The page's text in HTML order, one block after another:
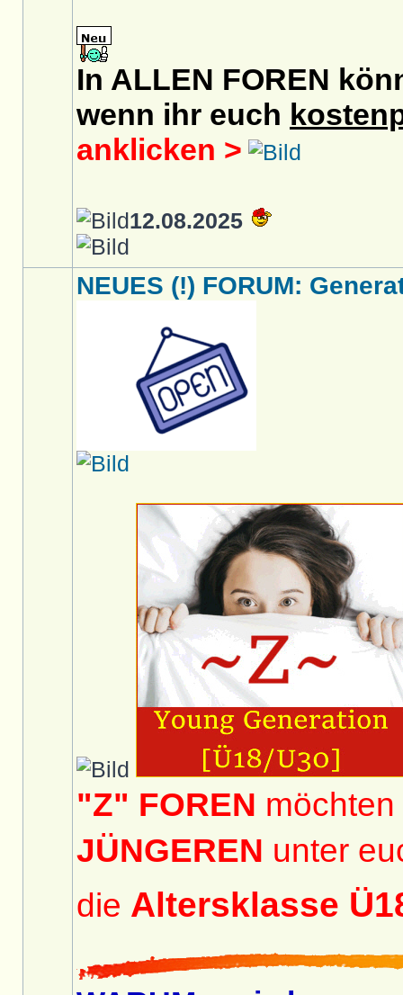
In ALLEN FOREN
wenn ihr euch
anklicken >
12.08.2025
NEUES (!) FORUM:
"Z" FOREN
JÜNGEREN unter
die Altersklasse